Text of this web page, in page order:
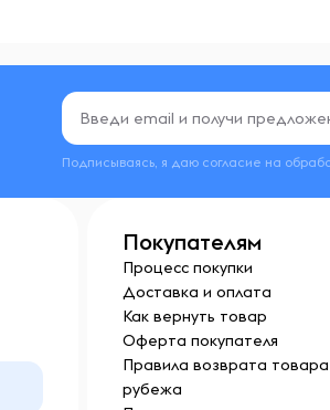
Подписываясь, я даю согласие на
Покупателям
Процесс покупки
Доставка и оплата
Как вернуть товар
Оферта покупателя
Правила возврата товара
рубежа